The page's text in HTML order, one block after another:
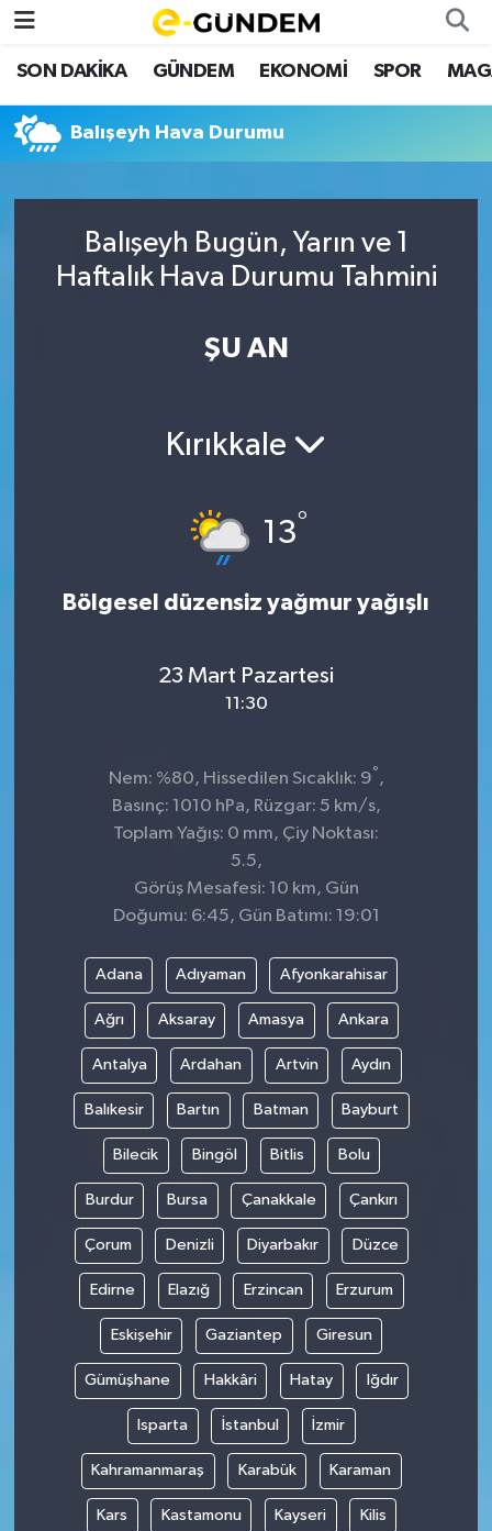
SON DAKİKA GÜNDEM EKONOMİ SPOR
Balışeyh Hava Durumu
Balışeyh Bugün, Yarın ve 1
Haftalık Hava Durumu Tahmini
ŞU AN
Kırıkkale
13°
Bölgesel düzensiz yağmur yağışlı
23 Mart Pazartesi
11:30
Nem: %80, Hissedilen Sıcaklık: 9° ,
Basınç: 1010 hPa, Rüzgar: 5 km/s,
Toplam Yağış: 0 mm, Çiy Noktası:
5.5,
Görüş Mesafesi: 10 km, Gün
Doğumu: 6:45, Gün Batımı: 19:01
Adana Adıyaman Afyonkarahisar
Ağrı Aksaray Amasya Ankara
Antalya Ardahan Artvin Aydın
Balıkesir Bartın Batman Bayburt
Bilecik Bingöl Bitlis Bolu
Burdur Bursa Çanakkale Çankırı
Çorum Denizli Diyarbakır Düzce
Edirne Elazığ Erzincan Erzurum
Eskişehir Gaziantep Giresun
Gümüşhane Hakkâri Hatay Iğdır
Isparta İstanbul İzmir
Kahramanmaraş Karabük Karaman
Kars Kastamonu Kayseri Kilis
SON DAKİKA
GÜNDEM
EKONOMİ
SPOR
Nöbetçi Eczaneler
Hava Durumu
Namaz Vakitleri
Trafik Durumu